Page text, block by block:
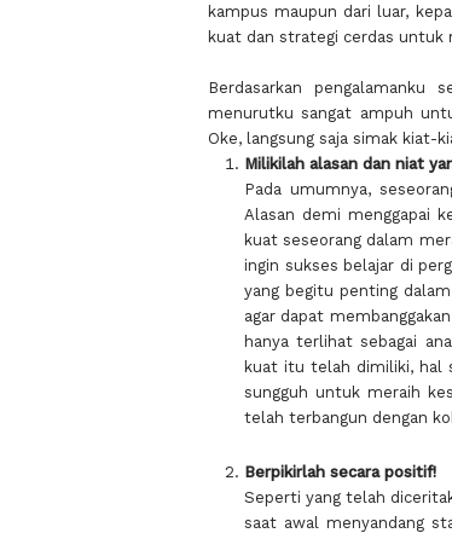
kampus maupun dari luar,
kuat dan strategi cerdas untuk
Berdasarkan pengalamanku
menurutku sangat ampuh
Oke, langsung saja simak kiat-
Milikilah alasan dan niat
Pada umumnya,
Alasan demi menggapai
kuat seseorang dalam
ingin sukses belajar di
yang begitu penting
agar dapat
hanya terlihat sebagai
kuat itu telah dimiliki, hal
sungguh untuk meraih
telah terbangun dengan
Berpikirlah secara positif!
Seperti yang telah
saat awal menyandang